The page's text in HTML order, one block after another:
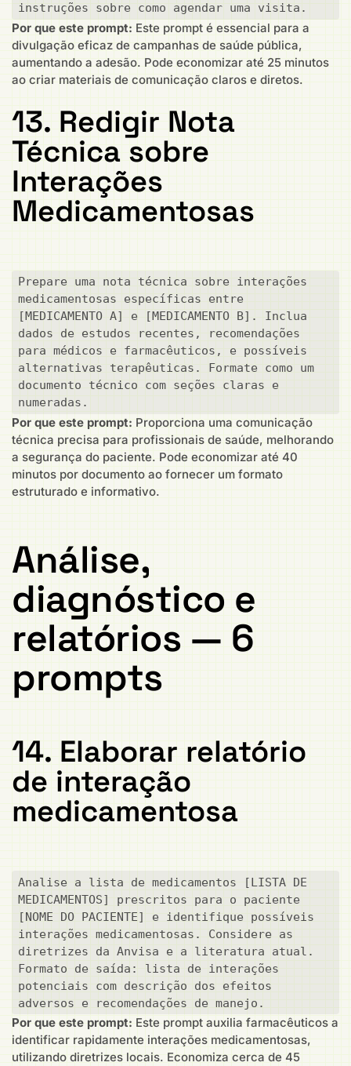
instruções sobre como agendar uma visita.
Por que este prompt: Este prompt é essencial para a
divulgação eficaz de campanhas de saúde pública,
aumentando a adesão. Pode economizar até 25 minutos
ao criar materiais de comunicação claros e diretos.
13. Redigir Nota
Técnica sobre
Interações
Medicamentosas
Prepare uma nota técnica sobre interações
medicamentosas específicas entre
[MEDICAMENTO A] e [MEDICAMENTO B]. Inclua
dados de estudos recentes, recomendações
para médicos e farmacêuticos, e possíveis
alternativas terapêuticas. Formate como um
documento técnico com seções claras e
numeradas.
Por que este prompt: Proporciona uma comunicação
técnica precisa para profissionais de saúde, melhorando
a segurança do paciente. Pode economizar até 40
minutos por documento ao fornecer um formato
estruturado e informativo.
Análise,
diagnóstico e
relatórios — 6
prompts
14. Elaborar relatório
de interação
medicamentosa
Analise a lista de medicamentos [LISTA DE
MEDICAMENTOS] prescritos para o paciente
[NOME DO PACIENTE] e identifique possíveis
interações medicamentosas. Considere as
diretrizes da Anvisa e a literatura atual.
Formato de saída: lista de interações
potenciais com descrição dos efeitos
adversos e recomendações de manejo.
Por que este prompt: Este prompt auxilia farmacêuticos a
identificar rapidamente interações medicamentosas,
utilizando diretrizes locais. Economiza cerca de 45